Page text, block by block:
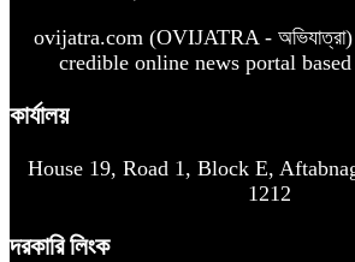
ovijatra.com (OVIJATRA -
credible online news portal
কার্যালয়
House 19, Road 1, Block E,
1212
দরকারি লিংক